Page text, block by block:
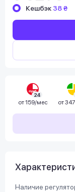
Кешбэк 38 ₴
24
от159/мес от
Наличие